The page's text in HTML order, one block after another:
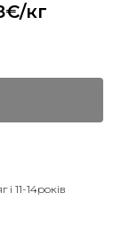
кг
11-14років